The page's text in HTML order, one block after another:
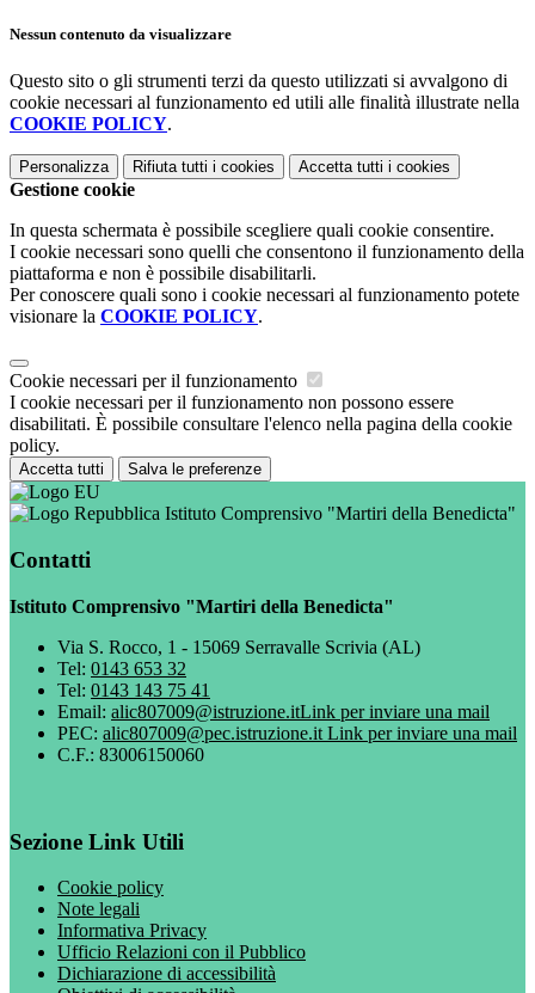
Nessun contenuto da visualizzare
Questo sito o gli strumenti terzi da questo utilizzati si avvalgono di
cookie necessari al funzionamento ed utili alle finalità illustrate nella
COOKIE POLICY.
Personalizza Rifiuta tutti i cookies Accetta tutti i cookies
Gestione cookie
In questa schermata è possibile scegliere quali cookie consentire.
I cookie necessari sono quelli che consentono il funzionamento della
piattaforma e non è possibile disabilitarli.
Per conoscere quali sono i cookie necessari al funzionamento potete
visionare la COOKIE POLICY.
Cookie necessari per il funzionamento
I cookie necessari per il funzionamento non possono essere
disabilitati. È possibile consultare l'elenco nella pagina della cookie
policy.
Accetta tutti Salva le preferenze
Istituto Comprensivo "Martiri della Benedicta"
Contatti
Istituto Comprensivo "Martiri della Benedicta"
Via S. Rocco, 1 - 15069 Serravalle Scrivia (AL)
Tel: 0143 653 32
Tel: 0143 143 75 41
Email: alic807009@istruzione.itLink per inviare una mail
PEC: alic807009@pec.istruzione.it Link per inviare una mail
C.F.: 83006150060
Sezione Link Utili
Cookie policy
Note legali
Informativa Privacy
Ufficio Relazioni con il Pubblico
Dichiarazione di accessibilità